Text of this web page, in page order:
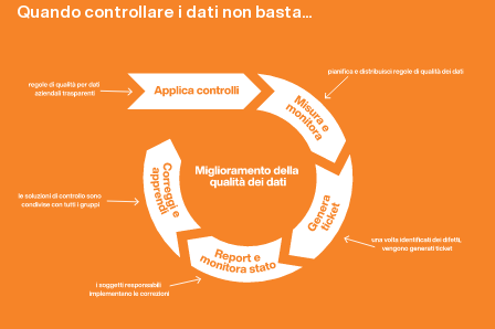
Quando controllare i dati non basta...